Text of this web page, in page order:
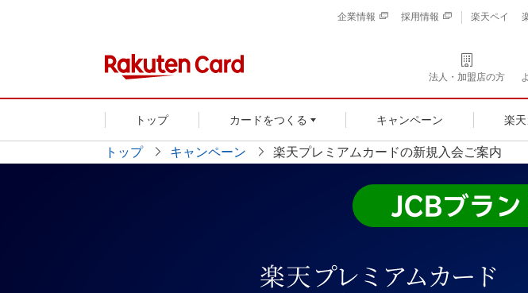
企業情報 採用情報 楽天ペイ
法人・加盟店の方
トップ カードをつくる キャンペーン 楽
トップ キャンペーン 楽天プレミアムカードの新規入会ご案内